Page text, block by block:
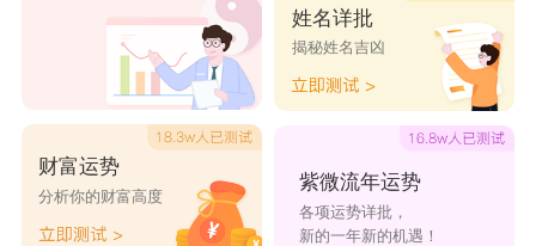
星字五行属金，本义指夜晚天空中有光亮的小星体，
后也指单独的星体。古代所说的“星”，包括现代所说
的“恒星”“行星”“流星”“彗星”等等。取名的寓意是光明希
望、美丽耀眼、能力杰出的意思;阳字五行属土，本义为
山南水北朝向日光的地方;一说本义是指高处见到光明的
财富运势
分析你的财富高度
姓名详批
揭秘姓名吉凶
紫微流年运势
各项运势详批，
新的一年新的机遇！